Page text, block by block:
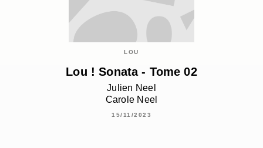
LOU
Lou ! Sonata - Tome 02
Julien Neel
Carole Neel
15/11/2023